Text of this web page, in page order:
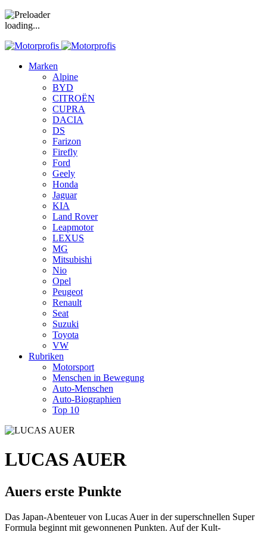
loading...
Marken
Alpine
BYD
CITROËN
CUPRA
DACIA
DS
Farizon
Firefly
Ford
Geely
Honda
Jaguar
KIA
Land Rover
Leapmotor
LEXUS
MG
Mitsubishi
Nio
Opel
Peugeot
Renault
Seat
Suzuki
Toyota
VW
Rubriken
Motorsport
Menschen in Bewegung
Auto-Menschen
Auto-Biographien
Top 10
LUCAS AUER
Auers erste Punkte
Das Japan-Abenteuer von Lucas Auer in der superschnellen Super
Formula beginnt mit gewonnenen Punkten. Auf der Kult-